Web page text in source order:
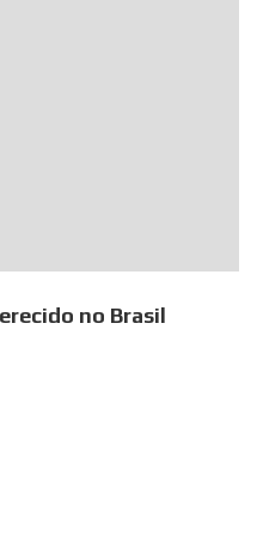
no Brasil